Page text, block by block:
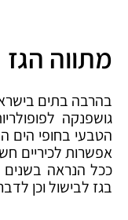
מתווה הגז
בהרבה בתים
גושפנקה
הטבעי בחופי הים
אפשרות לכיריים
ככל הנראה בשנים
בגז לבישול וכן